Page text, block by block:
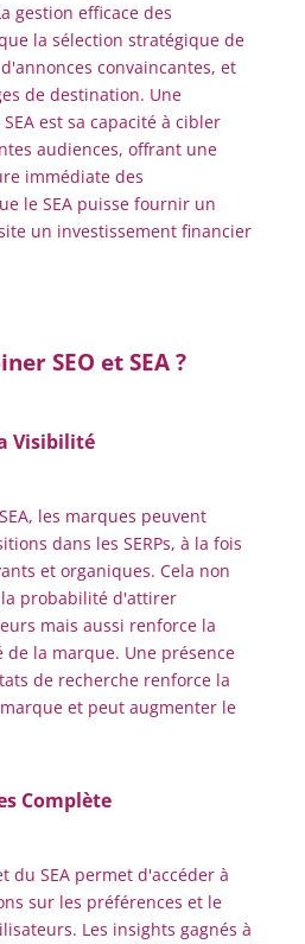
gestion efficace des
la sélection stratégique de
convaincantes, et
de destination. Une
est sa capacité à cibler
audiences, offrant une
immédiate des
le SEA puisse fournir un
un investissement financier
SEO et SEA ?
Visibilité
les marques peuvent
dans les SERPs, à la fois
et organiques. Cela non
probabilité d'attirer
mais aussi renforce la
la marque. Une présence
de recherche renforce la
et peut augmenter le
Complète
du SEA permet d'accéder à
sur les préférences et le
Les insights gagnés à